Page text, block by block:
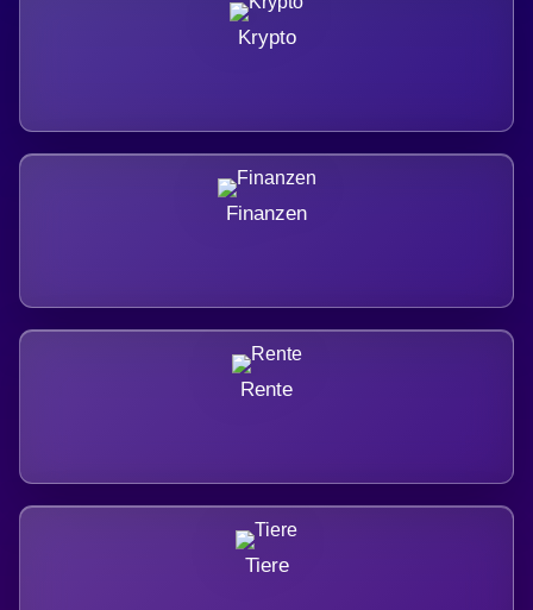
Krypto
Finanzen
Rente
Tiere